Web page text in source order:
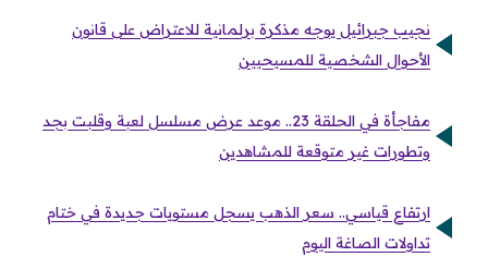
نجيب جبرائيل يوجه مذكرة برلمانية للاعتراض على قانون
الأحوال الشخصية للمسيحيين
مفاجأة في الحلقة 23.. موعد عرض مسلسل لعبة وقلبت بجد
وتطورات غير متوقعة للمشاهدين
ارتفاع قياسي.. سعر الذهب يسجل مستويات جديدة في ختام
تداولات الصاغة اليوم